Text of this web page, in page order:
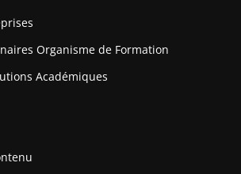
Organisme de Formation
Académiques